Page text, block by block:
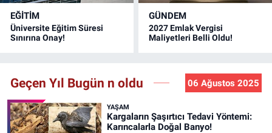
EĞİTİM
Üniversite Eğitim Süresi
Sınırına Onay!
GÜNDEM
2027 Emlak Vergisi
Maliyetleri Belli Oldu!
Geçen Yıl Bugün n oldu 06 Ağustos 2025
YAŞAM
Kargaların Şaşırtıcı Tedavi Yöntemi:
Karıncalarla Doğal Banyo!